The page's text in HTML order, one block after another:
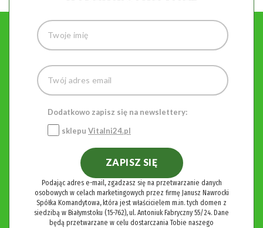
Dodatkowo zapisz się na newslettery:
sklepu Vitalni24.pl
ZAPISZ SIĘ
Podając adres e-mail, zgadzasz się na przetwarzanie danych
osobowych w celach marketingowych przez firmę Janusz Nawrocki
Spółka Komandytowa, która jest właścicielem m.in. tych domen z
siedzibą w Białymstoku (15-762), ul. Antoniuk Fabryczny 55/24. Dane
będą przetwarzane w celu dostarczania Tobie naszego